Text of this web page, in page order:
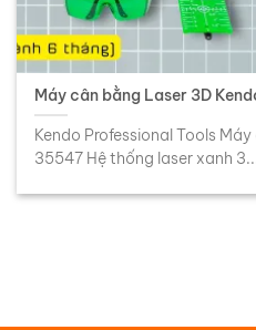
Máy cân bằng Laser 3D
Kendo Professional Tools
35547 Hệ thống laser xanh